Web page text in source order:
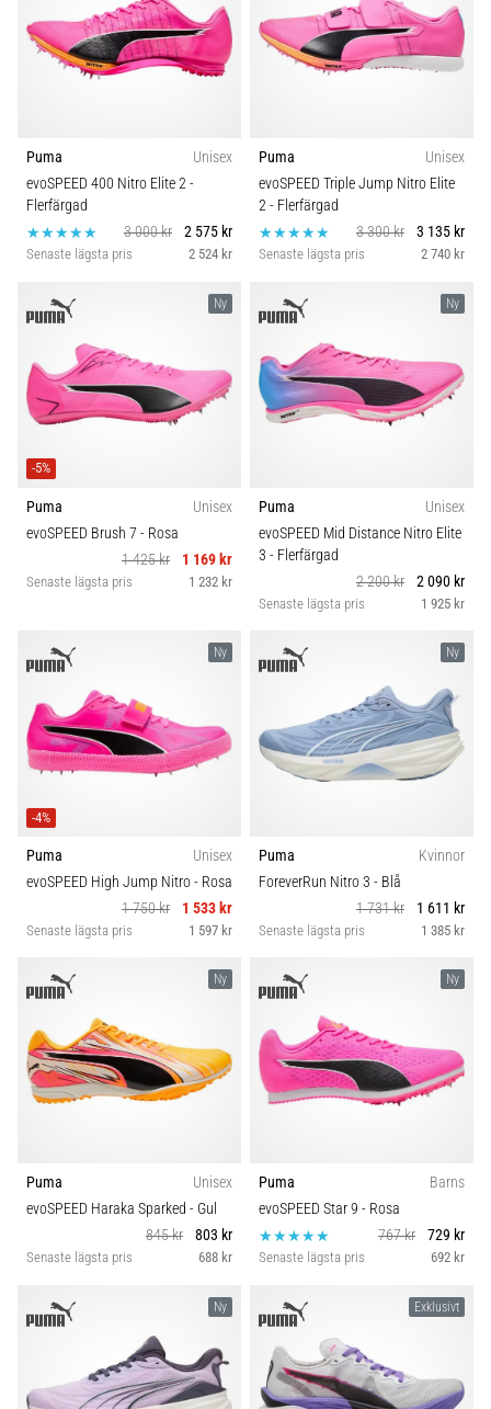
Puma
Unisex
evoSPEED 400 Nitro Elite 2-
Flerfärgad
3 000 kr
2 575 kr
Senaste lägsta pris 2 524 kr
Puma
Unisex
evoSPEED Triple Jump Nitro Elite
2- Flerfärgad
3 300 kr
3 135 kr
Senaste lägsta pris 2 740 kr
Ny
-5%
Puma
Unisex
evoSPEED Brush 7 - Rosa
1 425 kr
1 169 kr
Senaste lägsta pris 1 232 kr
Ny
Puma
Unisex
evoSPEED Mid Distance Nitro Elite
3 - Flerfärgad
2 200 kr
2 090 kr
Senaste lägsta pris 1 925 kr
Ny
-4%
Puma
Unisex
evoSPEED High Jump Nitro- Rosa
1 750 kr
1 533 kr
Senaste lägsta pris 1 597 kr
Ny
Puma
Kvinnor
ForeverRun Nitro 3 - Blå
1 731 kr
1 611 kr
Senaste lägsta pris 1 385 kr
Ny
Puma
Unisex
evoSPEED Haraka Sparked - Gul
845 kr
803 kr
Senaste lägsta pris 688 kr
Ny
Puma
Barns
evoSPEED Star 9 - Rosa
767 kr
729 kr
Senaste lägsta pris 692 kr
Ny Exklusivt